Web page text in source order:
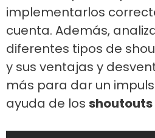
implementarlos
cuenta. Además,
diferentes tipos de
y sus ventajas y
más para dar un
ayuda de los